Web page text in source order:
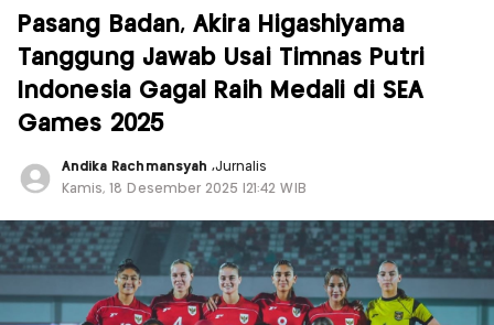
Pasang Badan, Akira Higashiyama
Tanggung Jawab Usai Timnas Putri
Indonesia Gagal Raih Medali di SEA
Games 2025
Andika Rachmansyah ,Jurnalis
Kamis, 18 Desember 2025 |21:42 WIB